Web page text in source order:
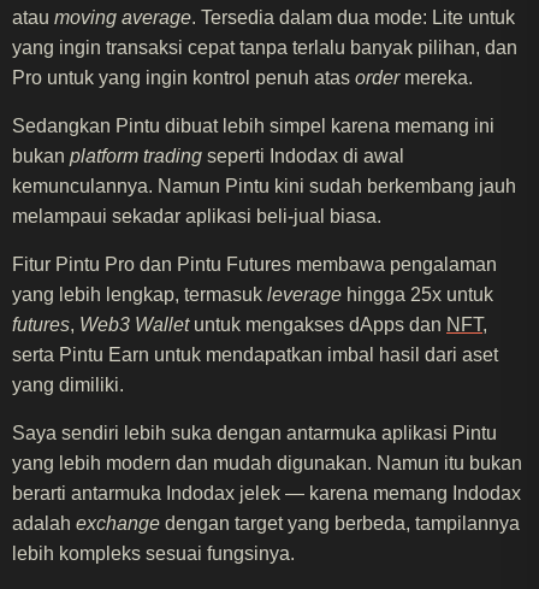
atau moving average. Tersedia dalam dua mode: Lite untuk
yang ingin transaksi cepat tanpa terlalu banyak pilihan, dan
Pro untuk yang ingin kontrol penuh atas ordermereka.
Sedangkan Pintu dibuat lebih simpel karena memang ini
bukan platform trading seperti Indodax di awal
kemunculannya. Namun Pintu kini sudah berkembang jauh
melampaui sekadar aplikasi beli-jual biasa.
Fitur Pintu Pro dan Pintu Futures membawa pengalaman
yang lebih lengkap, termasuk leverage hingga 25x untuk
futures, Web3 Walletuntuk mengakses dApps dan NFT,
serta Pintu Earn untuk mendapatkan imbal hasil dari aset
yang dimiliki.
Saya sendiri lebih suka dengan antarmuka aplikasi Pintu
yang lebih modern dan mudah digunakan. Namun itu bukan
berarti antarmuka Indodax jelek — karena memang Indodax
adalah exchange dengan target yang berbeda, tampilannya
lebih kompleks sesuai fungsinya.